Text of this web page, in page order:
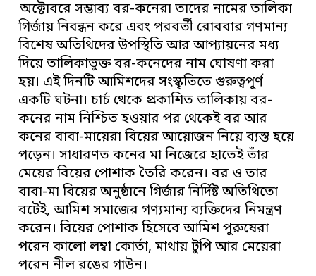
অক্টোবরে সম্ভাব্য বর-কনেরা তাদের নামের তালিকা
গির্জায় নিবন্ধন করে এবং পরবর্তী রোববার গণমান্য
বিশেষ অতিথিদের উপস্থিতি আর আপ্যায়নের মধ্য
দিয়ে তালিকাভুক্ত বর-কনেদের নাম ঘোষণা করা
হয়। এই দিনটি আমিশদের সংস্কৃতিতে গুরুত্বপূর্ণ
একটি ঘটনা। চার্চ থেকে প্রকাশিত তালিকায় বর-
কনের নাম নিশ্চিত হওয়ার পর থেকেই বর আর
কনের বাবা-মায়েরা বিয়ের আয়োজন নিয়ে ব্যস্ত হয়ে
পড়েন। সাধারণত কনের মা নিজেরে হাতেই তাঁর
মেয়ের বিয়ের পোশাক তৈরি করেন। বর ও তার
বাবা-মা বিয়ের অনুষ্ঠানে গির্জার নির্দিষ্ট অতিথিতো
বটেই, আমিশ সমাজের গণ্যমান্য ব্যক্তিদের নিমন্ত্রণ
করেন। বিয়ের পোশাক হিসেবে আমিশ পুরুষেরা
পরেন কালো লম্বা কোর্তা, মাথায় টুপি আর মেয়েরা
পরেন নীল রঙের গাউন।